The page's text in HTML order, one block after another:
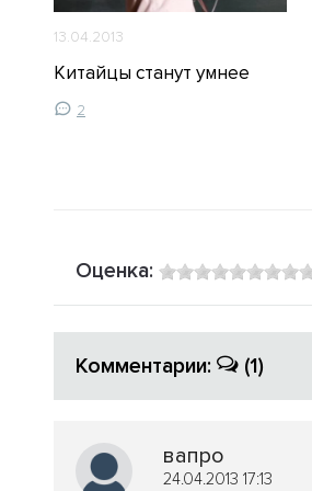
13.04.2013
Китайцы станут умнее
2
Оценка:
Комментарии: (1)
вапро
24.04.2013 17:13